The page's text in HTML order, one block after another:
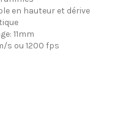
en hauteur et dérive
11mm
s ou 1200 fps